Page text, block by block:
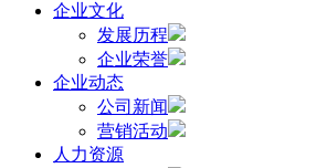
企业文化
发展历程
企业荣誉
企业动态
公司新闻
营销活动
人力资源